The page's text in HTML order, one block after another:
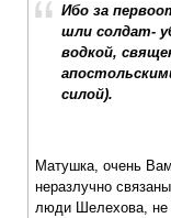
Ибо за
шли солдат-
водкой,
силой).
Матушка, очень
неразлучно
люди Шелехова, не